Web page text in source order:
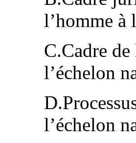
l’homme à
C.Cadre
l’échelon
l’échelon